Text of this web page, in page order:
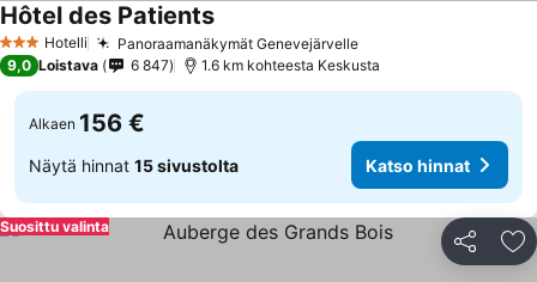
3 Tähtiluokitus
Hotelli Panoraamanäkymät GenevejärvelleKatso hinnat
Hôtel des PatientsKatso hinnat
9,0 Loistava 6 847 1.6 km kohteesta Keskusta
Alkaen 156 €
Näytä hinnat 15 sivustolta Katso hinnat
Jaa
Suosittu valinta